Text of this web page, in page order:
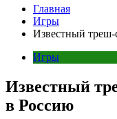
Главная
Игры
Известный треш-
Игры
Известный
в Россию